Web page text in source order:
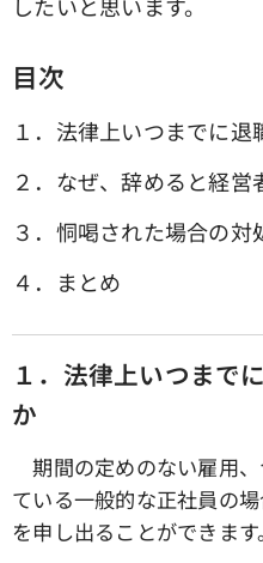
目次
１．法律上いつまでに
２．なぜ、辞めると経営
３．恫喝された場合の対
４．まとめ
１．法律上いつまで
か
期間の定めのない雇用
ている一般的な正社員の
を申し出ることができます。